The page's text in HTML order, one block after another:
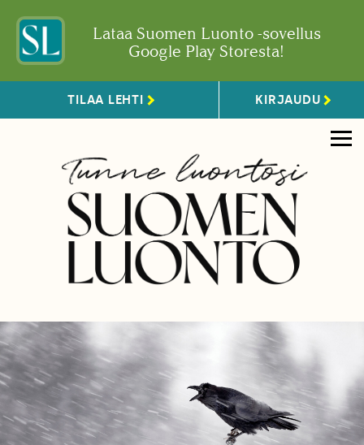
Lataa Suomen Luonto -sovellus
Google Play Storesta!
TILAA LEHTI KIRJAUDU